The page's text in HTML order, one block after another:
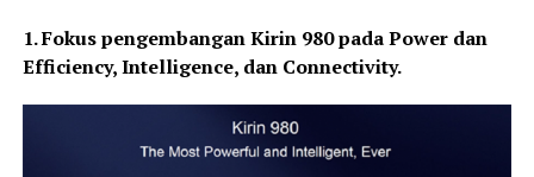
1. Fokus pengembangan Kirin 980 pada Power dan
Efficiency, Intelligence, dan Connectivity.